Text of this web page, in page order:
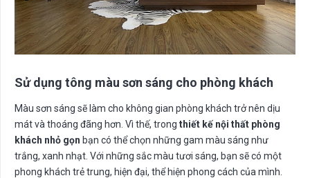
Sử dụng tông màu sơn sáng cho phòng khách
Màu sơn sáng sẽ làm cho không gian phòng khách trở nên dịu
mát và thoáng đãng hơn. Vì thế, trong thiết kế nội thất phòng
khách nhỏ gọn bạn có thể chọn những gam màu sáng như
trắng, xanh nhạt. Với những sắc màu tươi sáng, bạn sẽ có một
phong khách trẻ trung, hiện đại, thể hiện phong cách của mình.